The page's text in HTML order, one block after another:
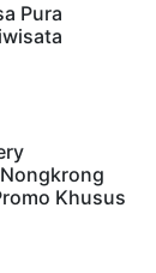
Pura
Khusus